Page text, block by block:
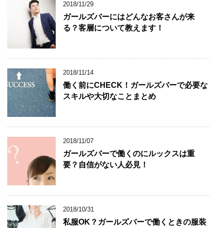
2018/11/29
ガールズバーにはどんなお客さんが来
る？客層について教えます！
2018/11/14
働く前にCHECK！ガールズバーで必要な
スキルや大切なことまとめ
2018/11/07
ガールズバーで働くのにルックスは重
要？自信がない人必見！
2018/10/31
私服OK？ガールズバーで働くときの服装